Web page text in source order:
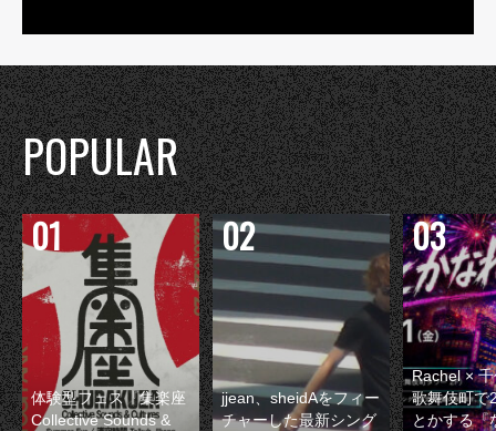
POPULAR
体験型フェス『集楽座
Collective Sounds &
jjean、sheidAをフィー
チャーした最新シング
Rachel ×
歌舞伎町で
とかする『